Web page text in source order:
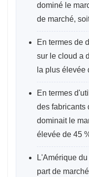
dominé le
de marché,
En termes de
sur le cloud a
la plus élevée
En termes
des fabricants
dominait le
élevée de 45
L'Amérique
part de